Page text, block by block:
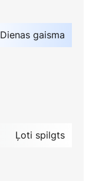
Dienas gaisma
Ļoti spilgts